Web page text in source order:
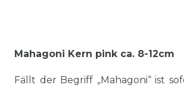
Mahagoni Kern pink ca. 8-12cm
Fällt der Begriff „Mahagoni“ ist